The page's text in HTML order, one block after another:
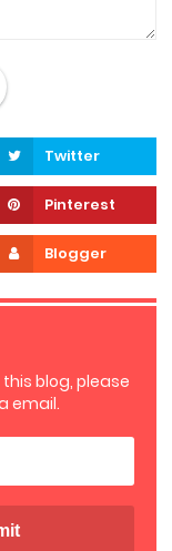
blog, please
email.